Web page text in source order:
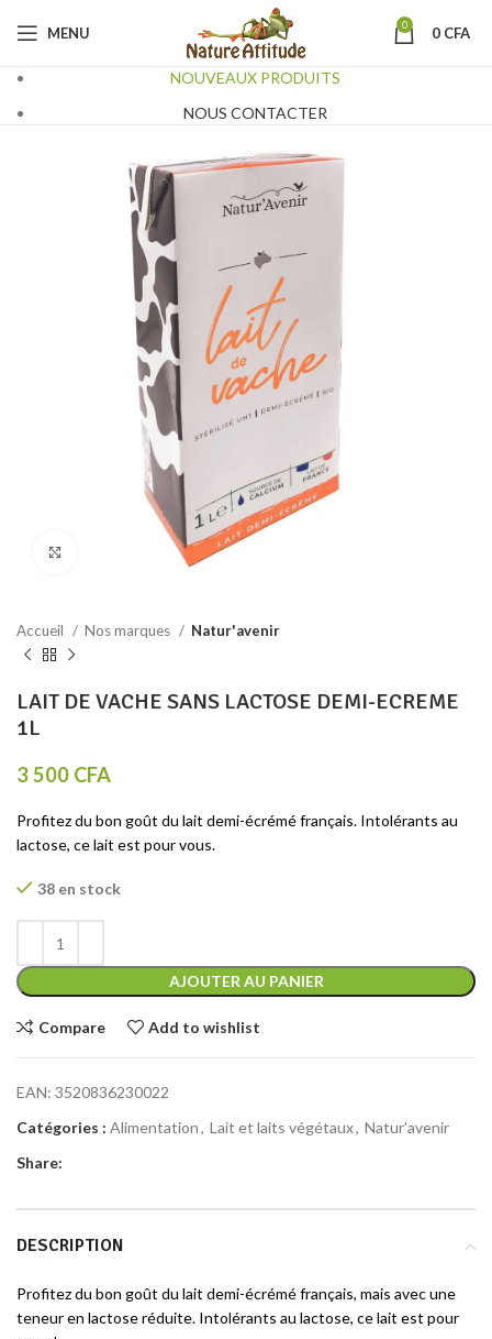
MENU 0 0 CFA
NOUVEAUX PRODUITS
NOUS CONTACTER
Click to enlarge
Accueil Nos marques Natur'avenir
LAIT DE VACHE SANS LACTOSE DEMI-ECREME
1L
3 500 CFA
Profitez du bon goût du lait demi-écrémé français. Intolérants au
lactose, ce lait est pour vous.
38 en stock
AJOUTER AU PANIER
Compare Add to wishlist
EAN: 3520836230022
Catégories : Alimentation, Lait et laits végétaux, Natur'avenir
Share:
DESCRIPTION
Profitez du bon goût du lait demi-écrémé français, mais avec une
teneur en lactose réduite. Intolérants au lactose, ce lait est pour